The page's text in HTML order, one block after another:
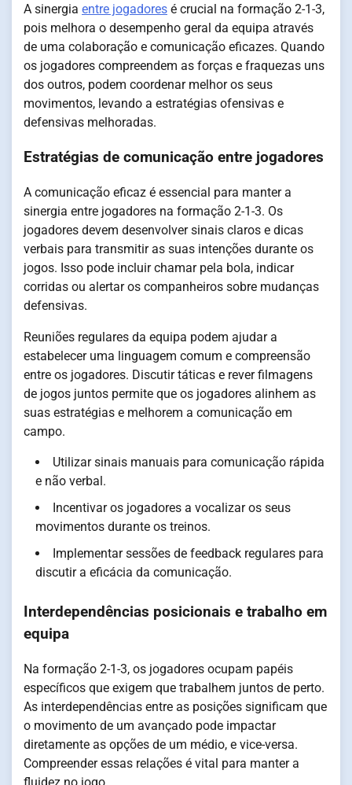
A sinergia entre jogadores é crucial na formação 2-1-3,
pois melhora o desempenho geral da equipa através
de uma colaboração e comunicação eficazes. Quando
os jogadores compreendem as forças e fraquezas uns
dos outros, podem coordenar melhor os seus
movimentos, levando a estratégias ofensivas e
defensivas melhoradas.
Estratégias de comunicação entre jogadores
A comunicação eficaz é essencial para manter a
sinergia entre jogadores na formação 2-1-3. Os
jogadores devem desenvolver sinais claros e dicas
verbais para transmitir as suas intenções durante os
jogos. Isso pode incluir chamar pela bola, indicar
corridas ou alertar os companheiros sobre mudanças
defensivas.
Reuniões regulares da equipa podem ajudar a
estabelecer uma linguagem comum e compreensão
entre os jogadores. Discutir táticas e rever filmagens
de jogos juntos permite que os jogadores alinhem as
suas estratégias e melhorem a comunicação em
campo.
Utilizar sinais manuais para comunicação rápida
e não verbal.
Incentivar os jogadores a vocalizar os seus
movimentos durante os treinos.
Implementar sessões de feedback regulares para
discutir a eficácia da comunicação.
Interdependências posicionais e trabalho em
equipa
Na formação 2-1-3, os jogadores ocupam papéis
específicos que exigem que trabalhem juntos de perto.
As interdependências entre as posições significam que
o movimento de um avançado pode impactar
diretamente as opções de um médio, e vice-versa.
Compreender essas relações é vital para manter a
fluidez no jogo.